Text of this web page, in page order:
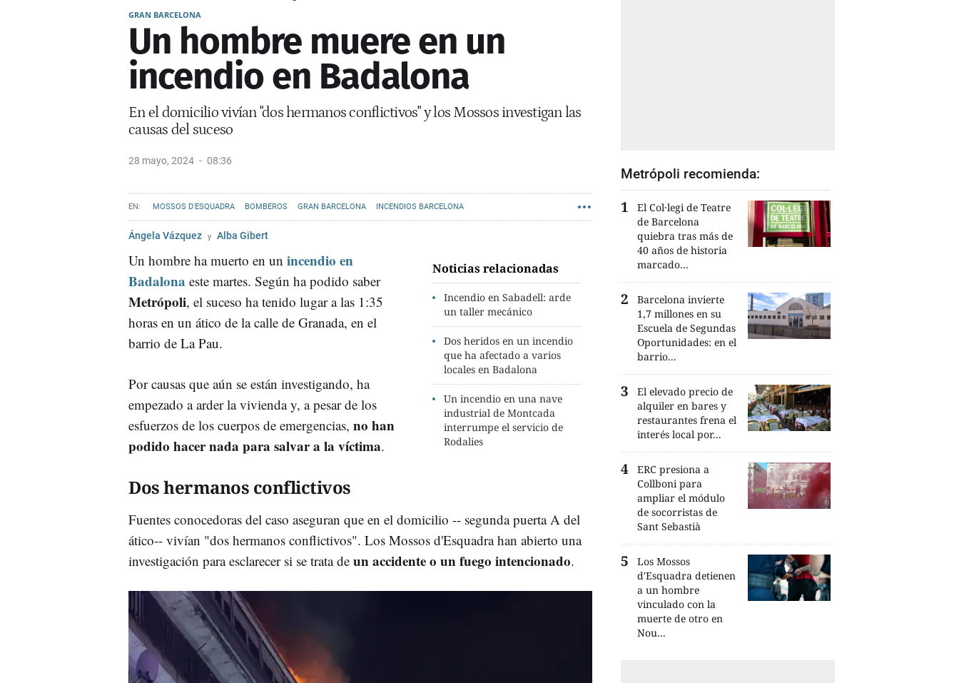
GRAN BARCELONA
Un hombre muere en un
incendio en Badalona
En el domicilio vivían "dos hermanos conflictivos" y los Mossos investigan las
causas del suceso
28 mayo, 2024 08:36
MOSSOS D'ESQUADRA BOMBEROS GRAN BARCELONA INCENDIOS BARCELONA
Ángela Vázquez Alba Gibert
Noticias relacionadas
Incendio en Sabadell: arde
un taller mecánico
Dos heridos en un incendio
que ha afectado a varios
locales en Badalona
Un incendio en una nave
industrial de Montcada
interrumpe el servicio de
Rodalies
Un hombre ha muerto en un incendio en
Badalona este martes. Según ha podido saber
Metrópoli, el suceso ha tenido lugar a las 1:35
horas en un ático de la calle de Granada, en el
barrio de La Pau.
Por causas que aún se están investigando, ha
empezado a arder la vivienda y, a pesar de los
esfuerzos de los cuerpos de emergencias, no han
podido hacer nada para salvar a la víctima.
Dos hermanos conflictivos
Fuentes conocedoras del caso aseguran que en el domicilio -- segunda puerta A del
ático-- vivían "dos hermanos conflictivos". Los Mossos d'Esquadra han abierto una
investigación para esclarecer si se trata de un accidente o un fuego intencionado.
Metrópoli recomienda:
El Col·legi de Teatre
de Barcelona
quiebra tras más de
40 años de historia
marcado...
Barcelona invierte
1,7 millones en su
Escuela de Segundas
Oportunidades: en el
barrio...
El elevado precio de
alquiler en bares y
restaurantes frena el
interés local por...
ERC presiona a
Collboni para
ampliar el módulo
de socorristas de
Sant Sebastià
Los Mossos
d'Esquadra detienen
a un hombre
vinculado con la
muerte de otro en
Nou...